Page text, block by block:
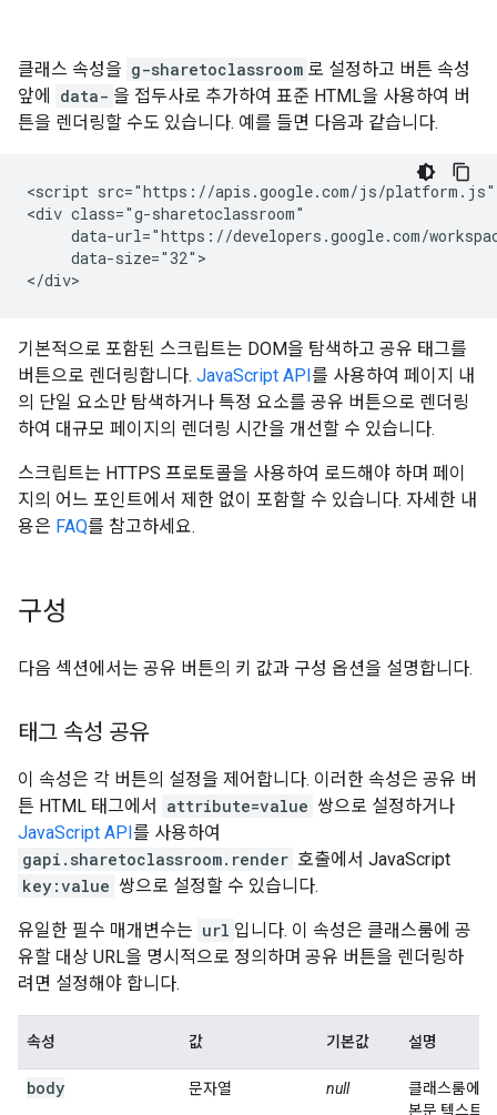
클래스 속성을 g-sharetoclassroom 로 설정하고 버튼 속성
앞에
data- 을 접두사로 추가하여 표준 HTML을 사용하여 버
튼을 렌더링할 수도 있습니다. 예를 들면 다음과 같습니다.
<script src="https://apis.google.com/js/platform.js"
<div class="g-sharetoclassroom"
data-url="https://developers.google.com/
     data-size="32">
기본적으로 포함된 스크립트는 DOM을 탐색하고 공유 태그를
버튼으로 렌더링합니다. JavaScript API 를 사용하여 페이지 내
의 단일 요소만 탐색하거나 특정 요소를 공유 버튼으로 렌더링
하여 대규모 페이지의 렌더링 시간을 개선할 수 있습니다.
스크립트는 HTTPS 프로토콜을 사용하여 로드해야 하며 페이
지의 어느 포인트에서 제한 없이 포함할 수 있습니다. 자세한 내
용은 FAQ를 참고하세요.
구성
다음 섹션에서는 공유 버튼의 키 값과 구성 옵션을 설명합니다.
태그 속성 공유
이 속성은 각 버튼의 설정을 제어합니다. 이러한 속성은 공유 버
튼 HTML 태그에서
attribute=value 쌍으로 설정하거나
JavaScript API 를 사용하여
gapi.sharetoclassroom.render 호출에서 JavaScript
key:value 쌍으로 설정할 수 있습니다.
유일한 필수 매개변수는 url 입니다. 이 속성은 클래스룸에 공
유할 대상 URL을 명시적으로 정의하며 공유 버튼을 렌더링하
려면 설정해야 합니다.
속성 값 기본값 설명
body 문자열 null
클래스룸에
본문 텍스트